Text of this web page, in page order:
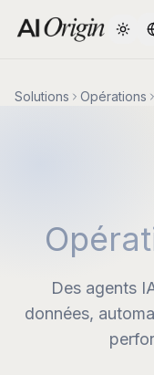
Solutions Opérations
Des agents
données,